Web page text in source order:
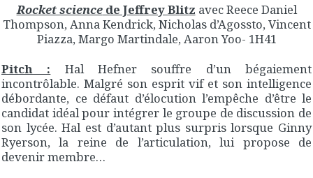
Rocket sciencede Jeffrey Blitz avec Reece Daniel
Thompson, Anna Kendrick, Nicholas d’Agossto, Vincent
Piazza, Margo Martindale, Aaron Yoo- 1H41
Pitch : Hal Hefner souffre d’un bégaiement
incontrôlable. Malgré son esprit vif et son intelligence
débordante, ce défaut d’élocution l’empêche d’être le
candidat idéal pour intégrer le groupe de discussion de
son lycée. Hal est d’autant plus surpris lorsque Ginny
Ryerson, la reine de l’articulation, lui propose de
devenir membre…